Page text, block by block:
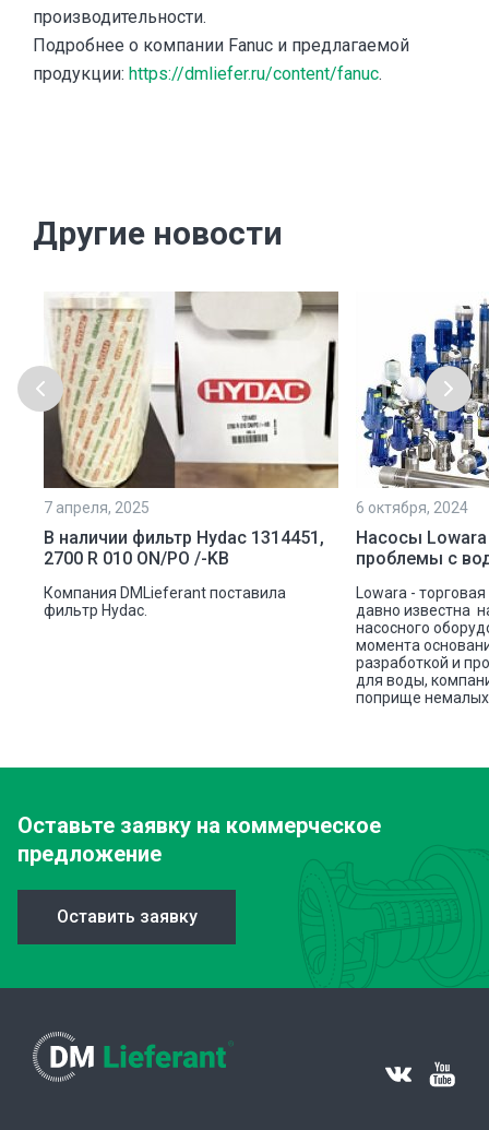
производительности.
Подробнее о компании Fanuc и предлагаемой
продукции: https://dmliefer.ru/content/fanuc.
Другие новости
7 апреля, 2025
В наличии фильтр Hydac 1314451,
2700 R 010 ON/PO /-KB
Компания DMLieferant поставила
фильтр Hydac.
6 октября, 2024
Насосы
проблемы с
Lowara -
давно известна
насосного
момента
разработкой и
для воды,
поприще немалых
Оставьте заявку на коммерческое
предложение
Оставить заявку